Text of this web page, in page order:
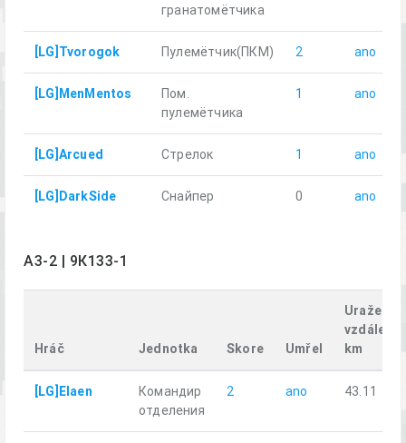
гранатомётчика
[LG]Tvorogok Пулемётчик(ПКM) 2 ano
[LG]MenMentos
Пом.
пулемётчика
1 ano
[LG]Arcued Стрелок 1 ano
[LG]DarkSide Снайпер 0 ano
A3-2 | 9К133-1
Hráč Jednotka Skore Umřel
Uražená
km
[LG]Elaen
Командир
отделения
2 ano 43.11